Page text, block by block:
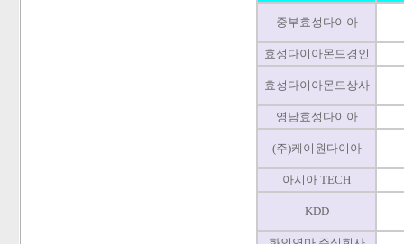
중부효성다이아
효성다이아몬드경인
효성다이아몬드상사
영남효성다이아
(주)케이원다이아
아시아 TECH
KDD